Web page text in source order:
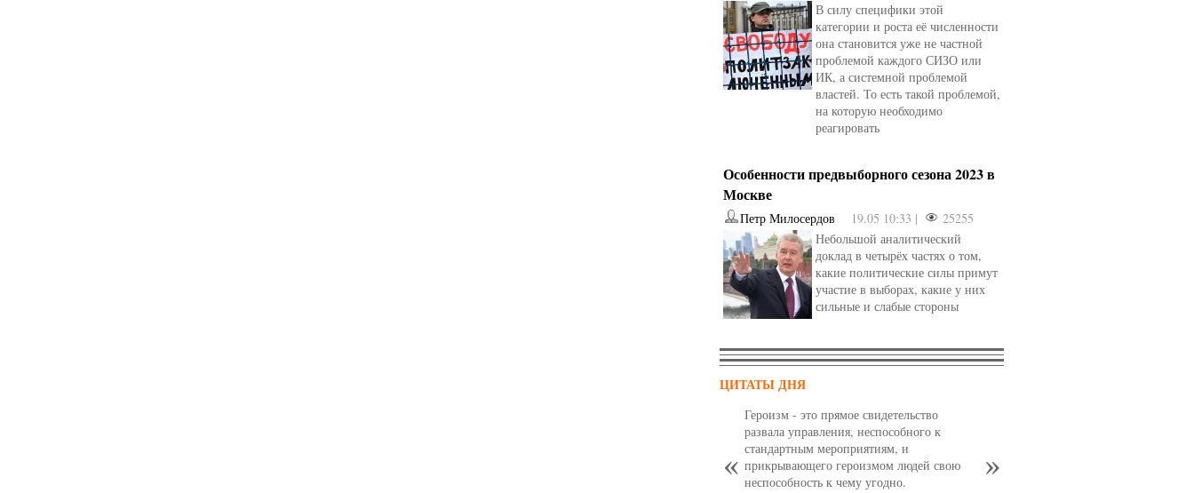
В силу специфики этой
категории и роста её численности
она становится уже не частной
проблемой каждого СИЗО или
ИК, а системной проблемой
властей. То есть такой проблемой,
на которую необходимо
реагировать
Особенности предвыборного сезона 2023 в
Москве
Петр Милосердов 19.05 10:33 |
25255
Небольшой аналитический
доклад в четырёх частях о том,
какие политические силы примут
участие в выборах, какие у них
сильные и слабые стороны
ЦИТАТЫ ДНЯ
Героизм - это прямое свидетельство
развала управления, неспособного к
стандартным мероприятиям, и
прикрывающего героизмом людей свою
неспособность к чему угодно.